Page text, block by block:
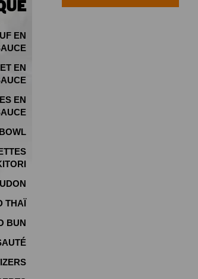
EN
EN
EN
THAÏ
BUN